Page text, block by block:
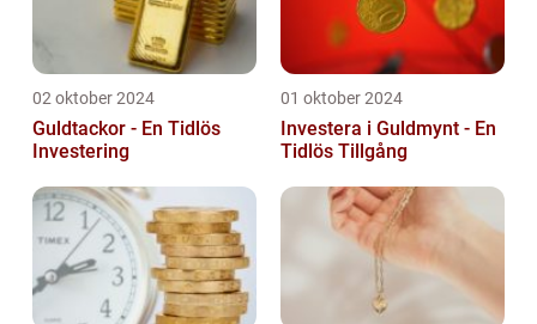
02 oktober 2024
Guldtackor - En Tidlös
Investering
01 oktober 2024
Investera i Guldmynt - En
Tidlös Tillgång